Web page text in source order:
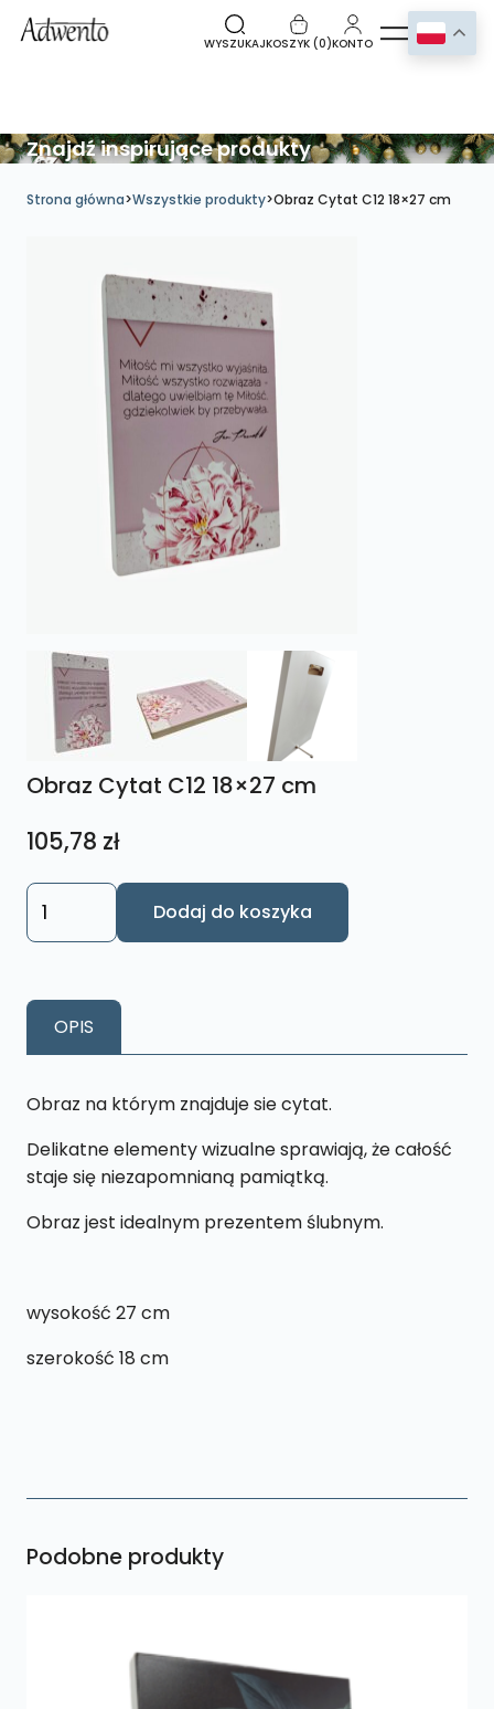
WYSZUKAJKOSZYK (0)KONTO
Znajdź inspirujące produkty
Strona główna>Wszystkie produkty>Obraz Cytat C12 18×27 cm
Obraz Cytat C12 18×27 cm
105,78 zł
ilość
Obraz
18x27
cm
Dodaj do koszyka
OPIS
Obraz na którym znajduje sie cytat.
Delikatne elementy wizualne sprawiają, że całość
staje się niezapomnianą pamiątką.
Obraz jest idealnym prezentem ślubnym.
wysokość 27 cm
szerokość 18 cm
Podobne produkty